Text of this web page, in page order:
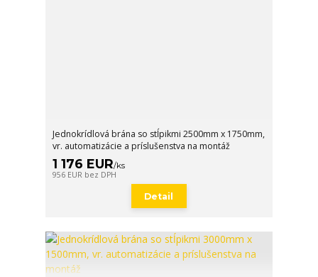
Jednokrídlová brána so stĺpikmi 2500mm x 1750mm,
vr. automatizácie a príslušenstva na montáž
1 176 EUR/ks
956 EUR bez DPH
Detail